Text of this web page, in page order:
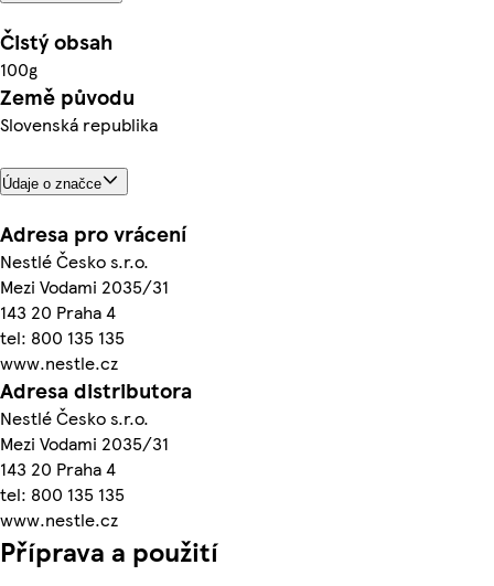
Čistý obsah
100g
Země původu
Slovenská republika
Údaje o značce
Adresa pro vrácení
Nestlé Česko s.r.o.
Mezi Vodami 2035/31
143 20 Praha 4
tel: 800 135 135
www.nestle.cz
Adresa distributora
Nestlé Česko s.r.o.
Mezi Vodami 2035/31
143 20 Praha 4
tel: 800 135 135
www.nestle.cz
Příprava a použití